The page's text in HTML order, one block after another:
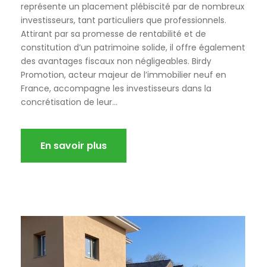
représente un placement plébiscité par de nombreux
investisseurs, tant particuliers que professionnels.
Attirant par sa promesse de rentabilité et de
constitution d’un patrimoine solide, il offre également
des avantages fiscaux non négligeables. Birdy
Promotion, acteur majeur de l’immobilier neuf en
France, accompagne les investisseurs dans la
concrétisation de leur...
En savoir plus